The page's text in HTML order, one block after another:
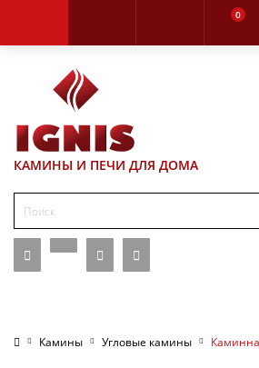
0
КАМИНЫ И ПЕЧИ ДЛЯ ДОМА
Камины Угловые камины